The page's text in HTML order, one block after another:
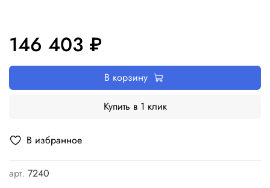
В избранное
арт. 7240
146 403 ₽
В корзину
Купить в 1 клик